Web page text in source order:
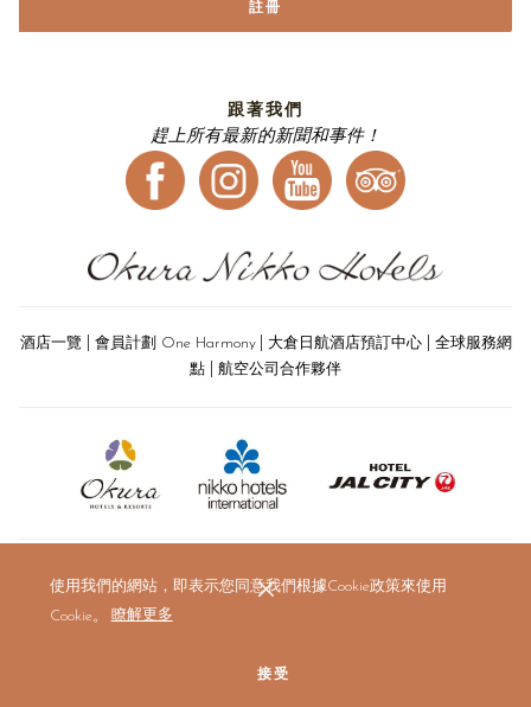
使用我們的網站，即表示您同意我們根據Cookie政策來使用
Cookie。
瞭解更多
接受
註冊
跟著我們
趕上所有最新的新聞和事件！
酒店一覽 會員計劃 One Harmony 大倉日航酒店預訂中心
全球服務網
點
航空公司合作夥伴